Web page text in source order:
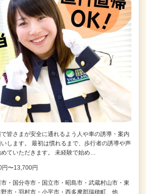
皆さまが安全に通れるよう人や車の誘導・案内
します。 最初は慣れるまで、歩行者の誘導や声
ていただきます。 未経験で始め…
円〜13,700円
・国分寺市・国立市・昭島市・武蔵村山市・東
野市・羽村市・小平市・西多摩郡瑞穂町 他